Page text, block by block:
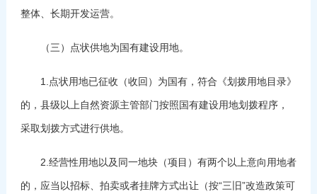
整体、长期开发运营。
（三）点状供地为国有建设用地。
1.点状用地已征收（收回）为国有，符合《划拨用地目录》
的，县级以上自然资源主管部门按照国有建设用地划拨程序，
采取划拨方式进行供地。
2.经营性用地以及同一地块（项目）有两个以上意向用地者
的，应当以招标、拍卖或者挂牌方式出让（按“三旧”改造政策可